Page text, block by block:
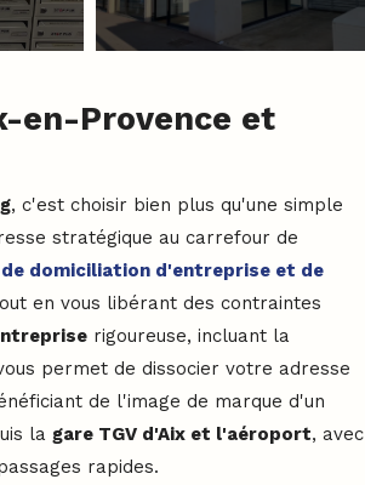
en-Provence et
, c'est choisir bien plus qu'une simple
stratégique au carrefour de
domiciliation d'entreprise et de
en vous libérant des contraintes
rigoureuse, incluant la
permet de dissocier votre adresse
de l'image de marque d'un
la gare TGV d'Aix et l'aéroport, avec
rapides.